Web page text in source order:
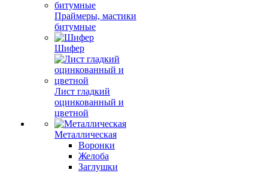
Праймеры, мастики
битумные
Шифер
Лист гладкий
оцинкованный и
цветной
Металлическая
Воронки
Желоба
Заглушки